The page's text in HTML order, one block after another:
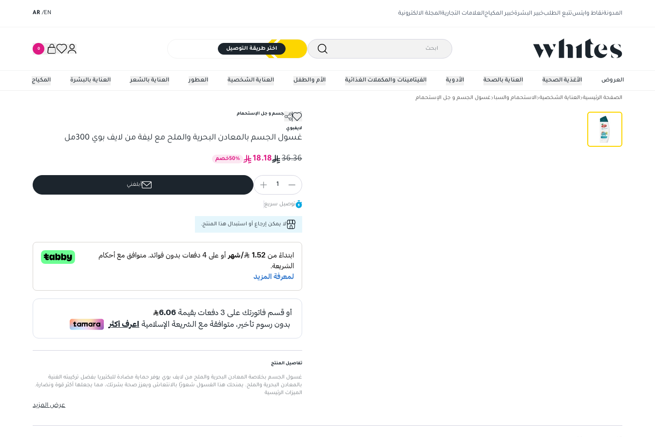
المدونةنقاط وايتستتبع الطلبخبير البشرةخبير المكياجالعلامات التجاريةالمجلة الالكترونية EN
/
AR
اختر طريقة التوصيل 0
المكياج العناية بالبشرة العناية بالشعر العطور العناية الشخصية الأم والطفل الفيتامينات والمكملات الغذائية الأدوية العناية بالصحة الأغذية الصحية العروض
الصفحة الرئيسية العناية الشخصية الاستحمام والسبا غسول الجسم و جل الإستحمام
غسول الجسم و جل الإستحمام
لايفبوي
غسول الجسم بالمعادن البحرية والملح مع ليفة من لايف بوي 300مل
36.36
18.18
50% خصم
1 أبلغني
توصيل سريع
لا يمكن إرجاع أو استبدال هذا المنتج.
تفاصيل المنتج
غسول الجسم بخلاصة المعادن البحرية والملح من لايف بوي يوفر حماية مضادة للبكتيريا بفضل تركيبته الغنية
بالمعادن البحرية والملح. يمنحك هذا الغسول شعورًا بالانتعاش ويعزز صحة بشرتك، مما يجعلها أكثر قوة ونضارة.
الميزات الرئيسية
تركيبة مغذية: تعزز من صحة البشرة وتمنحها النعومة.
عرض المزيد